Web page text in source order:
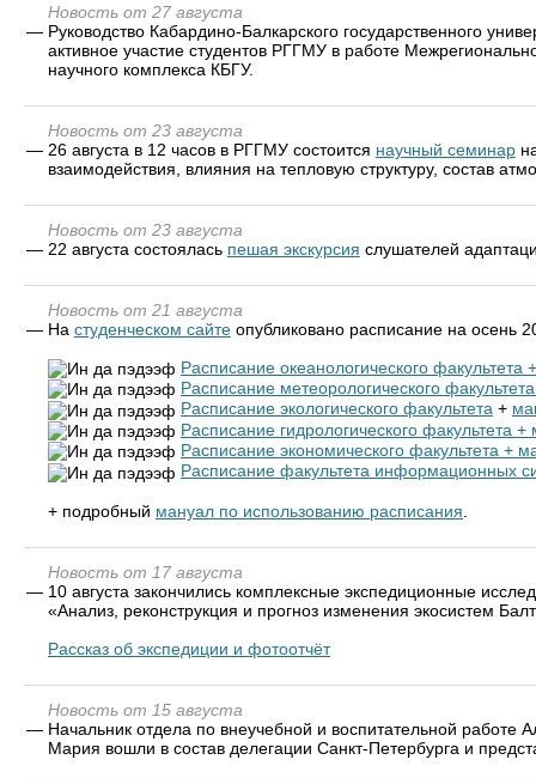
Новость от 27 августа
— Руководство Кабардино-Балкарского государственного
активное участие студентов РГГМУ в работе
научного комплекса КБГУ.
Новость от 23 августа
— 26 августа в 12 часов в РГГМУ состоится научный семинар
взаимодействия, влияния на тепловую структуру, состав
Новость от 23 августа
— 22 августа состоялась пешая экскурсия слушателей
Новость от 21 августа
— На студенческом сайтеопубликовано расписание на осень
Расписание океанологического факультета
Расписание метеорологического
Расписание экологического факультета +
Расписание гидрологического факультета +
Расписание экономического факультета +
Расписание факультета информационных
+ подробный мануал по использованию расписания
Новость от 17 августа
— 10 августа закончились комплексные экспедиционные
«Анализ, реконструкция и прогноз изменения экосистем
Рассказ об экспедиции и фотоотчёт
Новость от 15 августа
— Начальник отдела по внеучебной и воспитательной
Мария вошли в состав делегации Санкт-Петербурга и